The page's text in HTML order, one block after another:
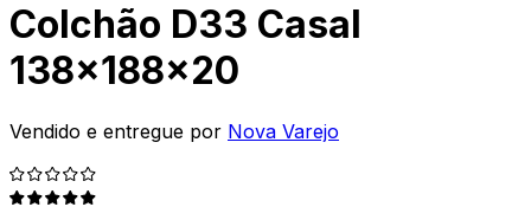
Colchão D33 Casal
138x188x20
Vendido e entregue por Nova Varejo